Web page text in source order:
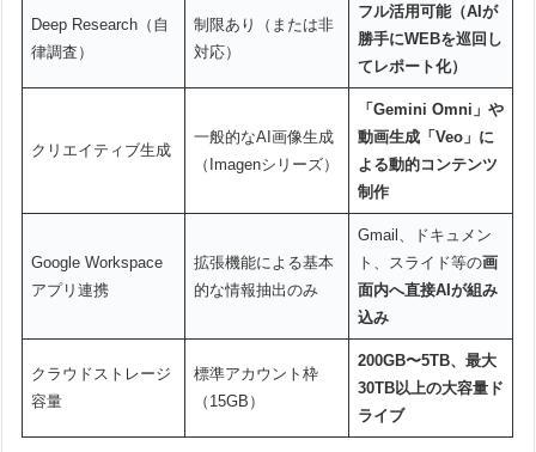
Deep Research（自
律調査）
制限あり（または非
対応）
フル活用可能（AIが
勝手にWEBを巡回し
てレポート化）
クリエイティブ生成
一般的なAI画像生成
（Imagenシリーズ）
「Gemini Omni」や
動画生成「Veo」に
よる動的コンテンツ
制作
Google Workspace
アプリ連携
拡張機能による基本
的な情報抽出のみ
Gmail、ドキュメン
ト、スライド等の画
面内へ直接AIが組み
込み
クラウドストレージ
容量
標準アカウント枠
（15GB）
200GB〜5TB、最大
30TB以上の大容量ド
ライブ